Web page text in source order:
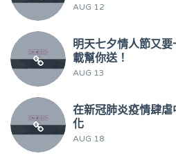
AUG 12
明天七夕情人節又
載幫你送！
AUG 13
在新冠肺炎疫情肆
化
AUG 18